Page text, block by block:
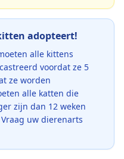
adopteert!
alle kittens
voordat ze 5
ze worden
alle katten die
zijn dan 12 weken
uw dierenarts